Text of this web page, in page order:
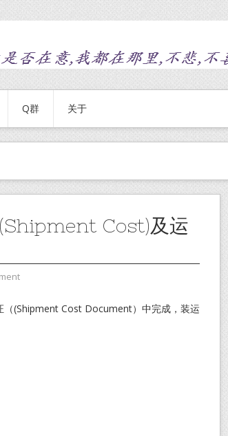
Q群 关于
Cost)及运
（(Shipment Cost Document）中完成，装运